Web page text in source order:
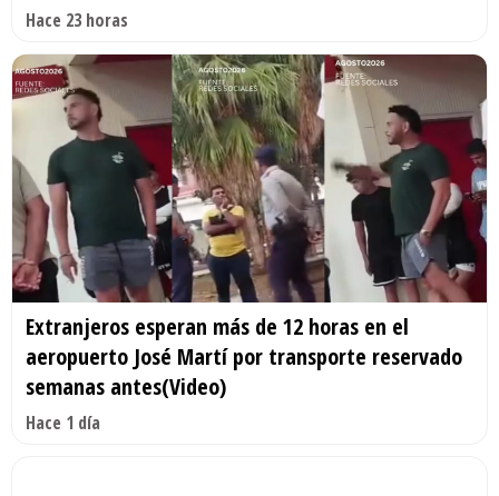
Hace 23 horas
Extranjeros esperan más de 12 horas en el
aeropuerto José Martí por transporte reservado
semanas antes(Video)
Hace 1 día